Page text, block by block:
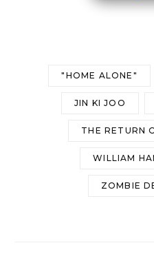
"HOME ALONE"
JIN KI JOO
THE RETURN
WILLIAM
ZOMBIE